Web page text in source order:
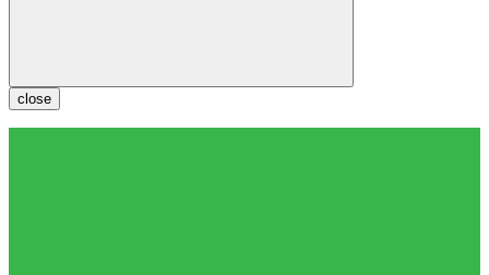
close